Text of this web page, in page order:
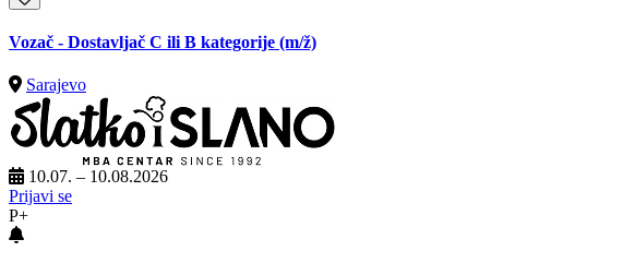
Vozač - Dostavljač C ili B kategorije (m/ž)
Sarajevo
10.07. – 10.08.2026
Prijavi se
P+